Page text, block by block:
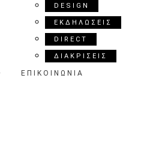
DESIGN
ΕΚΔΗΛΩΣΕΙΣ
DIRECT
ΔΙΑΚΡΙΣΕΙΣ
ΕΠΙΚΟΙΝΩΝΙΑ